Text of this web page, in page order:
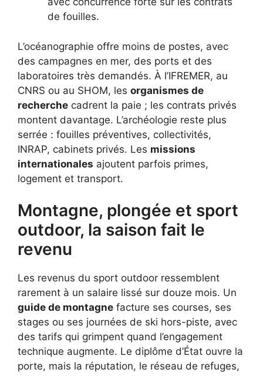
de fouilles.
L’océanographie offre moins de postes, avec
des campagnes en mer, des ports et des
laboratoires très demandés. À l’IFREMER, au
CNRS ou au SHOM, les organismes de
recherche cadrent la paie ; les contrats privés
montent davantage. L’archéologie reste plus
serrée : fouilles préventives, collectivités,
INRAP, cabinets privés. Les missions
internationales ajoutent parfois primes,
logement et transport.
Montagne, plongée et sport
outdoor, la saison fait le
revenu
Les revenus du sport outdoor ressemblent
rarement à un salaire lissé sur douze mois. Un
guide de montagne facture ses courses, ses
stages ou ses journées de ski hors-piste, avec
des tarifs qui grimpent quand l’engagement
technique augmente. Le diplôme d’État ouvre la
porte, mais la réputation, le réseau de refuges,